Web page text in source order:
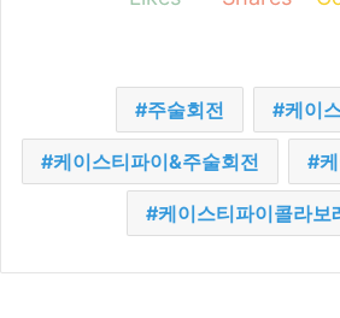
주술회전 케이
케이스티파이&주술회전
케이스티파이콜라보